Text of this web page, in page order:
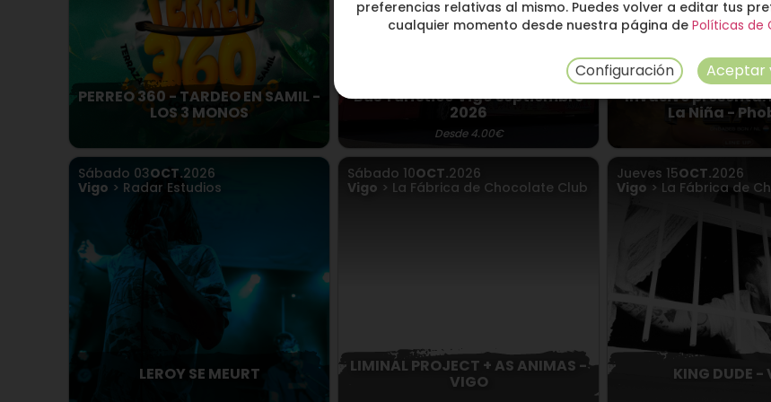
preferencias relativas al mismo. Puedes volver a editar tus
cualquier momento desde nuestra página de Políticas de
Configuración Aceptar
PERREO 360 - TARDEO EN SAMIL -
LOS 3 MONOS
Bus Turístico Vigo septiembre
2026
Desde 4.00€
Invasive presenta:
La Niña -
Sábado 03OCT.2026
Vigo > Radar Estudios
LEROY SE MEURT
Sábado 10OCT.2026
Vigo > La Fábrica de Chocolate Club
LIMINAL PROJECT + AS ANIMAS -
VIGO
Jueves 15OCT.2026
Vigo > La Fábrica de
KING DUDE